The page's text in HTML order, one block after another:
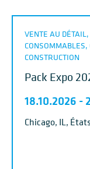
VENTE AU
CONSTRUCTION
Pack Expo
18.10.2026 -
Chicago, IL,